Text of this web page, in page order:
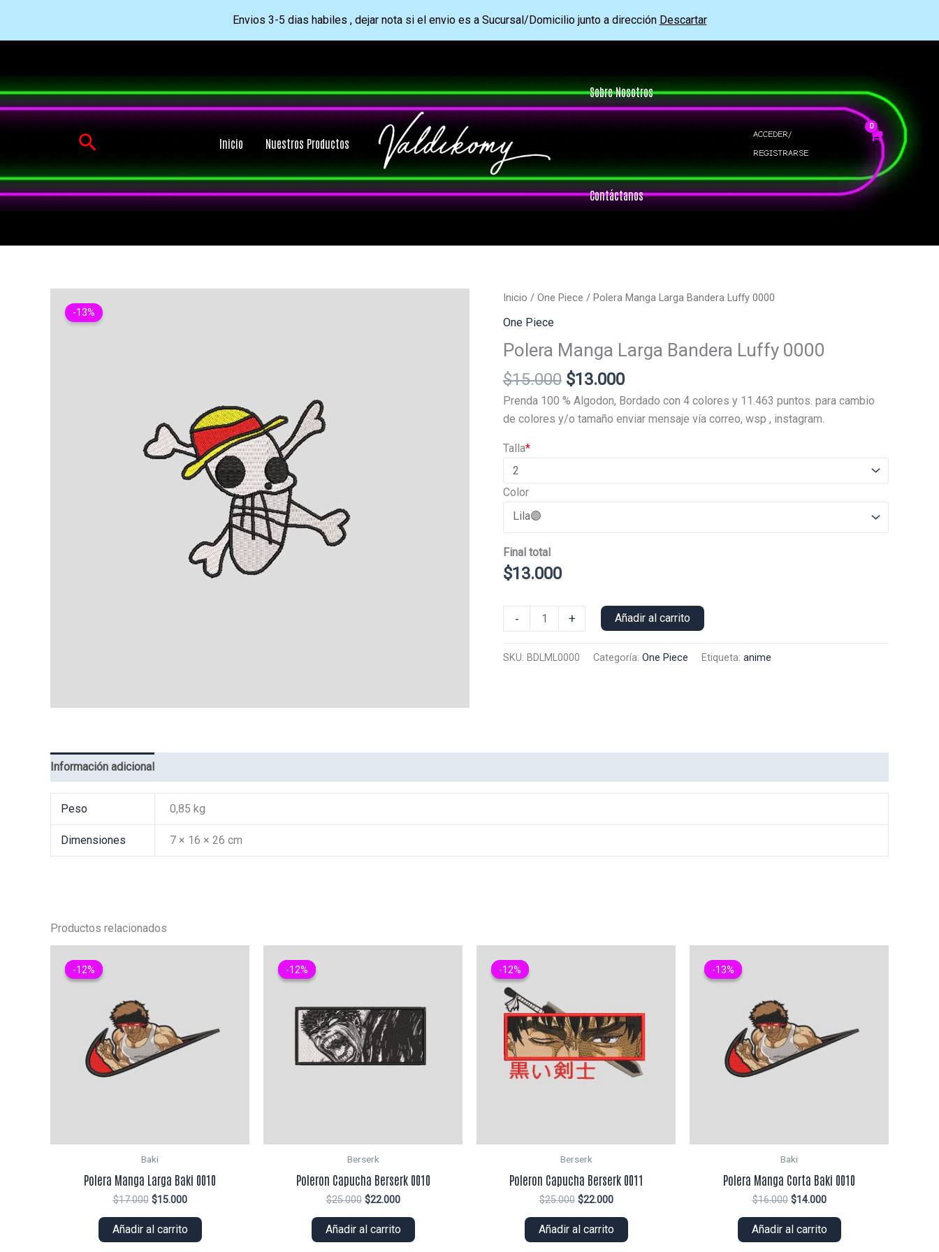
Envios 3-5 dias habiles , dejar nota si el envio es a Sucursal/Domicilio junto a dirección Descartar
contenido
Buscar Inicio Nuestros Productos
Sobre Nosotros
Contáctanos
ACCEDER/
REGISTRARSE
-13%
Inicio / One Piece / Polera Manga Larga Bandera Luffy 0000
One Piece
Polera Manga Larga Bandera Luffy 0000
$15.000 El
precio
original
$13.000El
precio
actual
Prenda 100 % Algodon, Bordado con 4 colores y 11.463 puntos. para cambio
de colores y/o tamaño enviar mensaje vía correo, wsp , instagram.
*
Talla
Color
Final total
$13.000
-
Manga
Larga
+ Añadir al carrito
SKU: BDLML0000 Categoría: One Piece Etiqueta: anime
Información adicional
Peso 0,85 kg
Dimensiones 7 × 16 × 26 cm
Productos relacionados
-12%
-12%
Baki
Polera Manga Larga Baki 0010
$17.000 El
original
era:
$15.000El
actual
es:
Añadir al carrito
-12%
-12%
Berserk
Poleron Capucha Berserk 0010
$25.000 El
original
era:
$22.000El
actual
es:
Añadir al carrito
-12%
-12%
Berserk
Poleron Capucha Berserk 0011
$25.000 El
original
era:
$22.000El
actual
es:
Añadir al carrito
-13%
-13%
Baki
Polera Manga Corta Baki 0010
$16.000 El
original
era:
$14.000El
actual
es:
Añadir al carrito